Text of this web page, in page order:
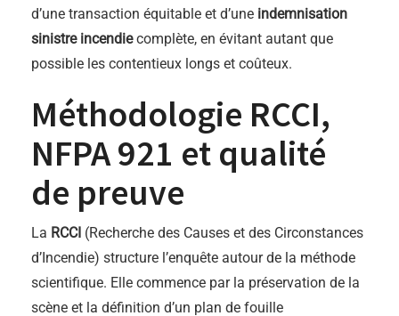
d’une transaction équitable et d’une indemnisation
sinistre incendiecomplète, en évitant autant que
possible les contentieux longs et coûteux.
Méthodologie RCCI,
NFPA 921 et qualité
de preuve
La RCCI (Recherche des Causes et des Circonstances
d’Incendie) structure l’enquête autour de la méthode
scientifique. Elle commence par la préservation de la
scène et la définition d’un plan de fouille